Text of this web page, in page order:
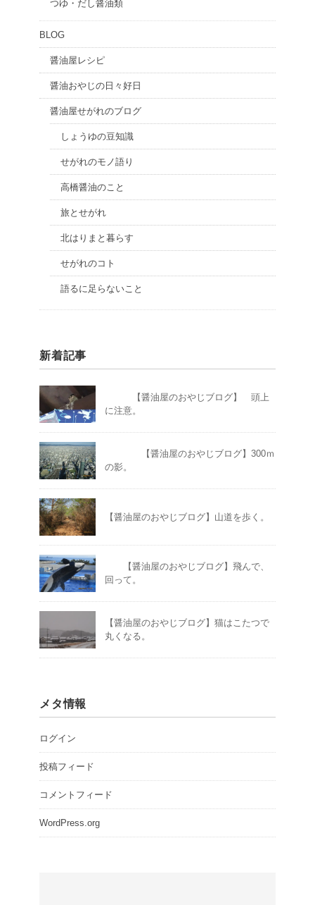
つゆ・だし醤油類
BLOG
醤油屋レシピ
醤油おやじの日々好日
醤油屋せがれのブログ
しょうゆの豆知識
せがれのモノ語り
高橋醤油のこと
旅とせがれ
北はりまと暮らす
せがれのコト
語るに足らないこと
新着記事
【醤油屋のおやじブログ】 頭上
に注意。
【醤油屋のおやじブログ】300ｍ
の影。
【醤油屋のおやじブログ】山道を歩く。
【醤油屋のおやじブログ】飛んで、
回って。
【醤油屋のおやじブログ】猫はこたつで
丸くなる。
メタ情報
ログイン
投稿フィード
コメントフィード
WordPress.org